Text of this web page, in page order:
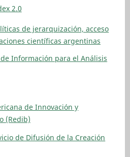
2.0
de jerarquización, acceso
científicas argentinas
Información para el Análisis
de Innovación y
(Redib)
de Difusión de la Creación